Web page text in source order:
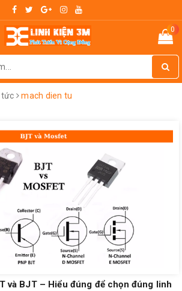
0
tức mach dien tu
và BJT – Hiểu đúng để chọn đúng linh